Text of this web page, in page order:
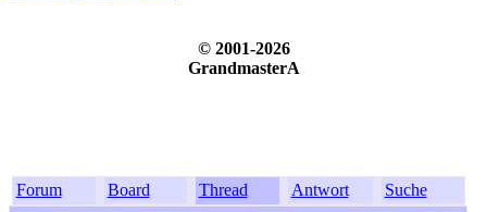
© 2001-2026
GrandmasterA
Forum Board Thread Antwort
Suche